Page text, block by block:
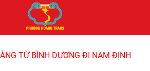
TỪ BÌNH DƯƠNG ĐI NAM ĐỊNH